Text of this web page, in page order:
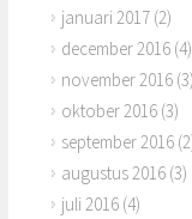
januari 2017 (2)
december 2016 (4)
november 2016 (3)
oktober 2016 (3)
september 2016
augustus 2016 (3)
juli 2016 (4)